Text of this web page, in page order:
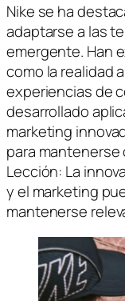
Nike se ha
adaptarse a las
emergente. Han
como la realidad
experiencias de
desarrollado
marketing
para
Lección: La
y el marketing
mantenerse